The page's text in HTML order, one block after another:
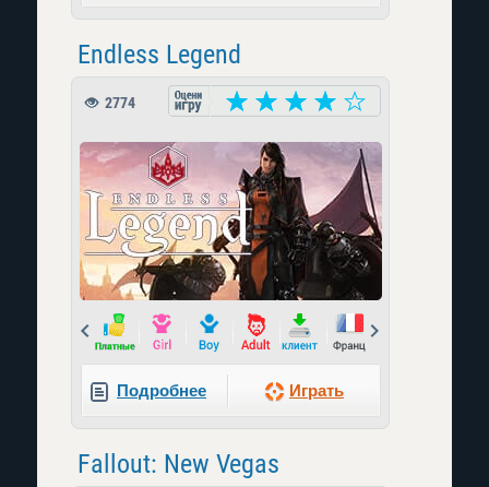
Endless Legend
2774
Prev
Подробнее Играть
Fallout: New Vegas